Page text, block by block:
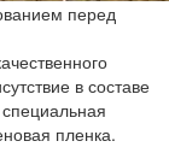
перед
в составе
пленка.